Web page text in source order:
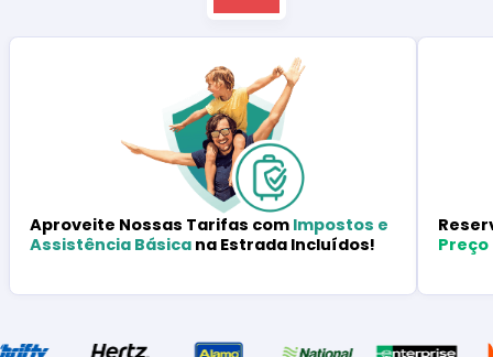
Aproveite Nossas Tarifas com Impostos e
Assistência Básica na Estrada Incluídos!
Preço